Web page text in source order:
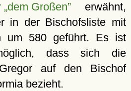
Großen”erwähnt,
in der Bischofsliste mit
um 580 geführt. Es ist
dass sich die
auf den Bischof
bezieht.